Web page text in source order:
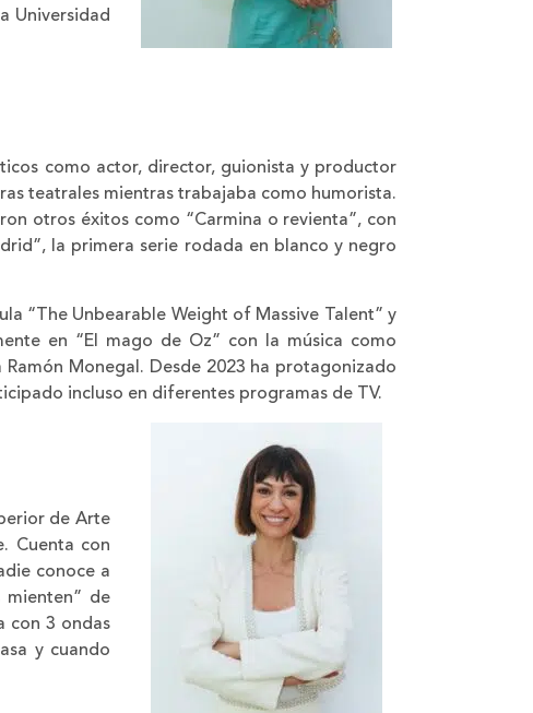
Universidad
como actor, director, guionista y productor
teatrales mientras trabajaba como humorista.
otros éxitos como “Carmina o revienta”, con
la primera serie rodada en blanco y negro
“The Unbearable Weight of Massive Talent” y
en “El mago de Oz” con la música como
Monegal. Desde 2023 ha protagonizado
incluso en diferentes programas de TV.
de Arte
Cuenta con
conoce a
mienten” de
con 3 ondas
y cuando